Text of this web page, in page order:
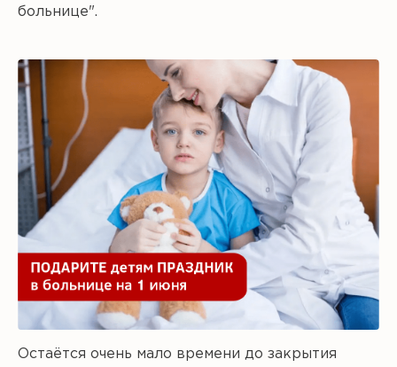
больнице".
Остаётся очень мало времени до закрытия